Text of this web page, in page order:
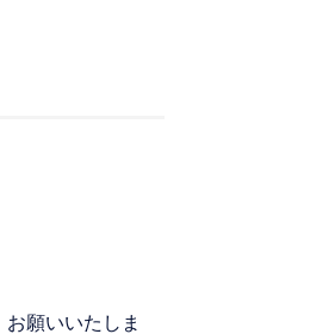
願いいたしま